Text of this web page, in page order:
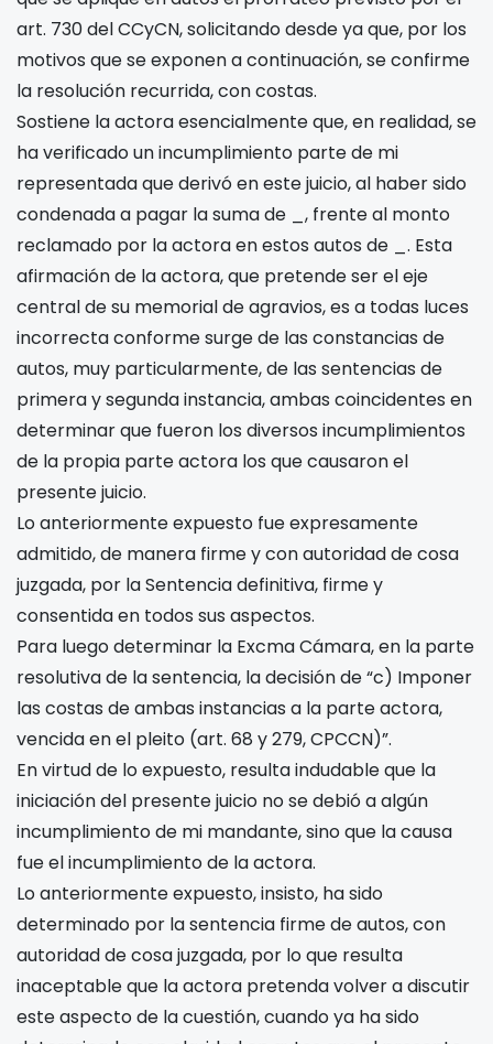
art. 730 del CCyCN, solicitando desde ya que, por los
motivos que se exponen a continuación, se confirme
la resolución recurrida, con costas.
Sostiene la actora esencialmente que, en realidad, se
ha verificado un incumplimiento parte de mi
representada que derivó en este juicio, al haber sido
condenada a pagar la suma de _, frente al monto
reclamado por la actora en estos autos de _. Esta
afirmación de la actora, que pretende ser el eje
central de su memorial de agravios, es a todas luces
incorrecta conforme surge de las constancias de
autos, muy particularmente, de las sentencias de
primera y segunda instancia, ambas coincidentes en
determinar que fueron los diversos incumplimientos
de la propia parte actora los que causaron el
presente juicio.
Lo anteriormente expuesto fue expresamente
admitido, de manera firme y con autoridad de cosa
juzgada, por la Sentencia definitiva, firme y
consentida en todos sus aspectos.
Para luego determinar la Excma Cámara, en la parte
resolutiva de la sentencia, la decisión de “c) Imponer
las costas de ambas instancias a la parte actora,
vencida en el pleito (art. 68 y 279, CPCCN)”.
En virtud de lo expuesto, resulta indudable que la
iniciación del presente juicio no se debió a algún
incumplimiento de mi mandante, sino que la causa
fue el incumplimiento de la actora.
Lo anteriormente expuesto, insisto, ha sido
determinado por la sentencia firme de autos, con
autoridad de cosa juzgada, por lo que resulta
inaceptable que la actora pretenda volver a discutir
este aspecto de la cuestión, cuando ya ha sido